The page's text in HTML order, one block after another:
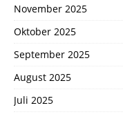
November 2025
Oktober 2025
September 2025
August 2025
Juli 2025